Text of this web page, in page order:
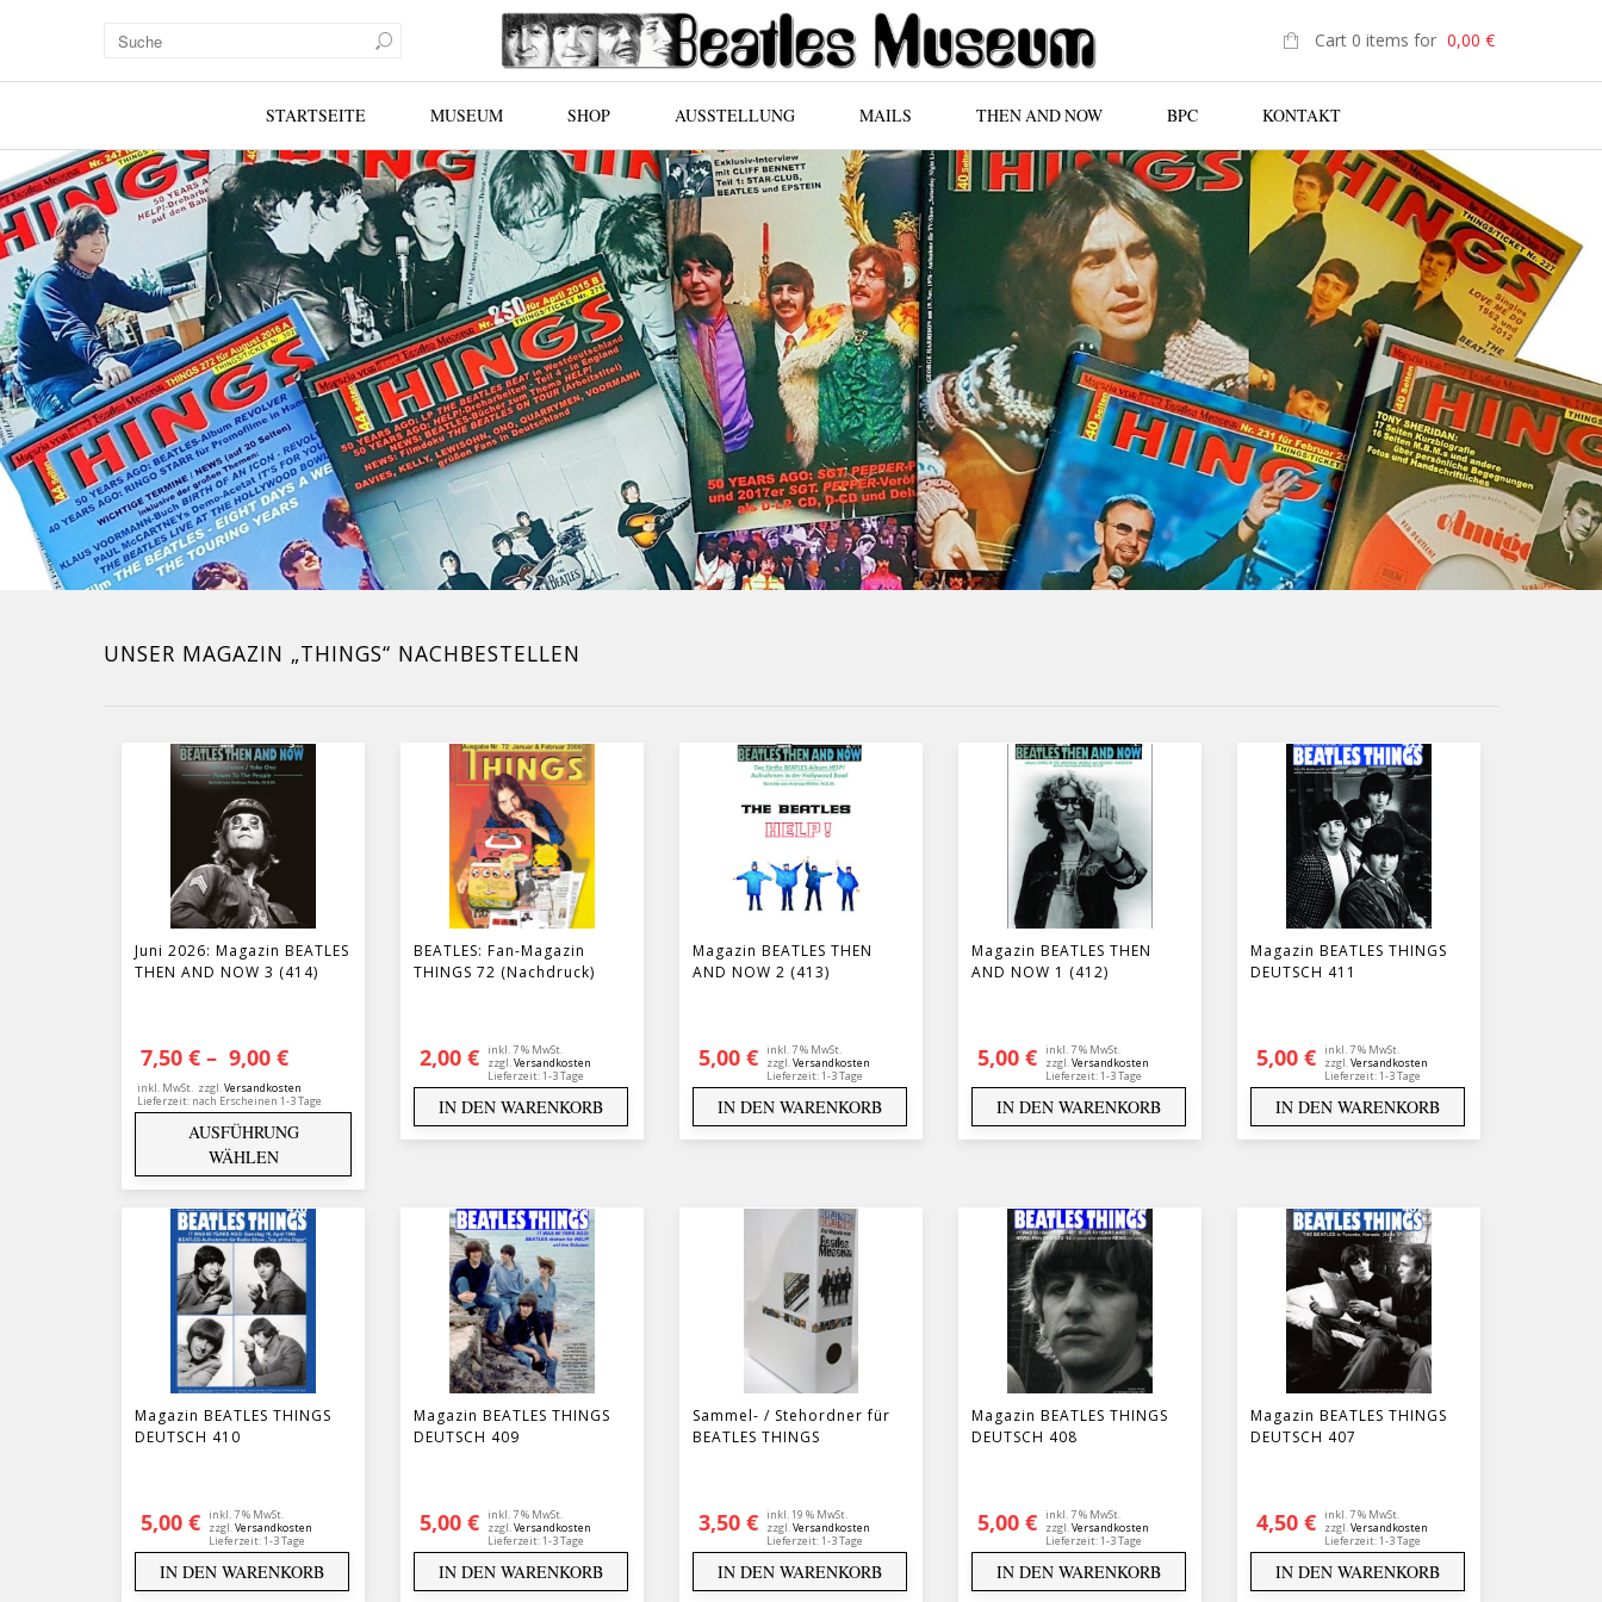
Cart 0 items for 0,00 €
STARTSEITE MUSEUM SHOP AUSSTELLUNG MAILS THEN AND NOW BPC KONTAKT
UNSER MAGAZIN „THINGS“ NACHBESTELLEN
Juni 2026: Magazin BEATLES
THEN AND NOW 3 (414)
7,50 € – 9,00 €
inkl. MwSt. zzgl.Versandkosten
Lieferzeit: nach Erscheinen 1-3 Tage
AUSFÜHRUNG
WÄHLEN
BEATLES: Fan-Magazin
THINGS 72 (Nachdruck)
2,00 €
inkl. 7 % MwSt.
zzgl.Versandkosten
Lieferzeit:1-3 Tage
IN DEN WARENKORB
Magazin BEATLES THEN
AND NOW 2 (413)
5,00 €
inkl. 7 % MwSt.
zzgl.Versandkosten
Lieferzeit:1-3 Tage
IN DEN WARENKORB
Magazin BEATLES THEN
AND NOW 1 (412)
5,00 €
inkl. 7 % MwSt.
zzgl.Versandkosten
Lieferzeit:1-3 Tage
IN DEN WARENKORB
Magazin BEATLES THINGS
DEUTSCH 411
5,00 €
inkl. 7 % MwSt.
zzgl.Versandkosten
Lieferzeit:1-3 Tage
IN DEN WARENKORB
Magazin BEATLES THINGS
DEUTSCH 410
5,00 €
inkl. 7 % MwSt.
zzgl.Versandkosten
Lieferzeit:1-3 Tage
IN DEN WARENKORB
Magazin BEATLES THINGS
DEUTSCH 409
5,00 €
inkl. 7 % MwSt.
zzgl.Versandkosten
Lieferzeit:1-3 Tage
IN DEN WARENKORB
Sammel- / Stehordner für
BEATLES THINGS
3,50 €
inkl. 19 % MwSt.
zzgl.Versandkosten
Lieferzeit:1-3 Tage
IN DEN WARENKORB
Magazin BEATLES THINGS
DEUTSCH 408
5,00 €
inkl. 7 % MwSt.
zzgl.Versandkosten
Lieferzeit:1-3 Tage
IN DEN WARENKORB
Magazin BEATLES THINGS
DEUTSCH 407
4,50 €
inkl. 7 % MwSt.
zzgl.Versandkosten
Lieferzeit:1-3 Tage
IN DEN WARENKORB